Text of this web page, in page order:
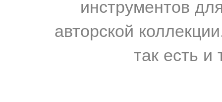
инструментов
авторской
так есть и